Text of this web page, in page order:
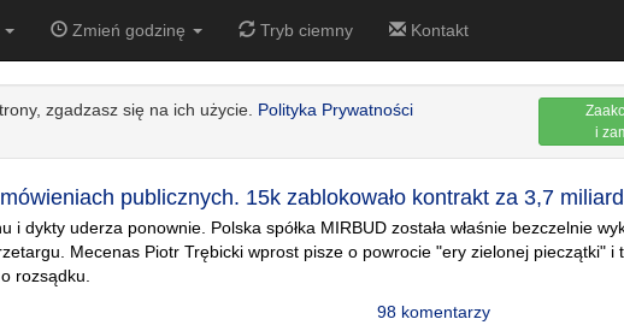
Zmień godzinę Tryb ciemny Kontakt
zgadzasz się na ich użycie. Polityka Prywatności
i
publicznych. 15k zablokowało kontrakt za 3,7
i dykty uderza ponownie. Polska spółka MIRBUD została właśnie bezczelnie
Mecenas Piotr Trębicki wprost pisze o powrocie "ery zielonej pieczątki" i
rozsądku.
98 komentarzy